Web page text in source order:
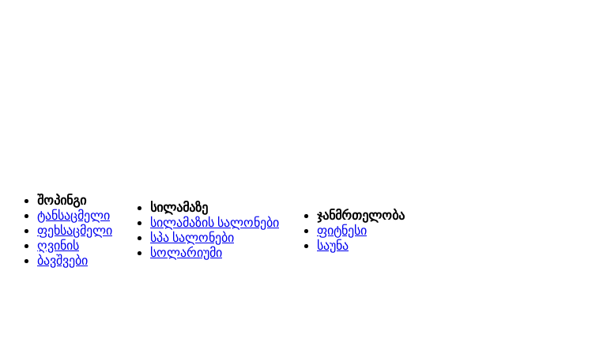
შოპინგი
ტანსაცმელი
ფეხსაცმელი
ღვინის
ბავშვები
სილამაზე
სილამაზის სალონები
სპა სალონები
სოლარიუმი
ჯანმრთელობა
ფიტნესი
საუნა